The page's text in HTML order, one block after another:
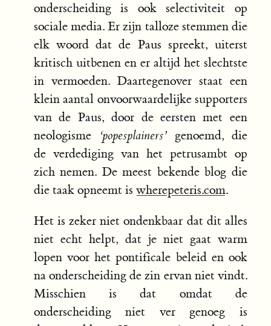
onderscheiding is ook selectiviteit op
sociale media. Er zijn talloze stemmen die
elk woord dat de Paus spreekt, uiterst
kritisch uitbenen en er altijd het slechtste
in vermoeden. Daartegenover staat een
klein aantal onvoorwaardelijke supporters
van de Paus, door de eersten met een
neologisme
‘popesplainers’ genoemd, die
de verdediging van het petrusambt op
zich nemen. De meest bekende blog die
die taak opneemt is wherepeteris.com.
Het is zeker niet ondenkbaar dat dit alles
niet echt helpt, dat je niet gaat warm
lopen voor het pontificale beleid en ook
na onderscheiding de zin ervan niet vindt.
Misschien is dat omdat de
onderscheiding niet ver genoeg is